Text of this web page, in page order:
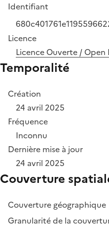
Identifiant
Licence
Licence Ouverte / Open
Temporalité
Création
24 avril 2025
Fréquence
Inconnu
Dernière mise à jour
24 avril 2025
Couverture
Couverture géographique
Granularité de la